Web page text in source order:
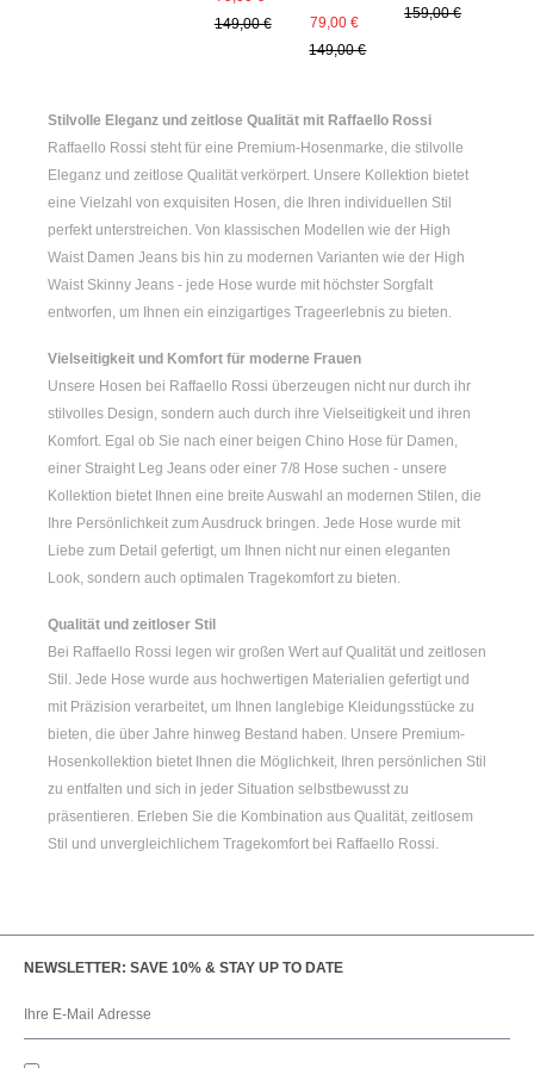
149,00 €
Verkaufspreis:
79,00 €
Regulärer Preis:
149,00 €
159,00 €
Stilvolle Eleganz und zeitlose Qualität mit Raffaello Rossi
Raffaello Rossi steht für eine Premium-Hosenmarke, die stilvolle
Eleganz und zeitlose Qualität verkörpert. Unsere Kollektion bietet
eine Vielzahl von exquisiten Hosen, die Ihren individuellen Stil
perfekt unterstreichen. Von klassischen Modellen wie der High
Waist Damen Jeans bis hin zu modernen Varianten wie der High
Waist Skinny Jeans - jede Hose wurde mit höchster Sorgfalt
entworfen, um Ihnen ein einzigartiges Trageerlebnis zu bieten.
Vielseitigkeit und Komfort für moderne Frauen
Unsere Hosen bei Raffaello Rossi überzeugen nicht nur durch ihr
stilvolles Design, sondern auch durch ihre Vielseitigkeit und ihren
Komfort. Egal ob Sie nach einer beigen Chino Hose für Damen,
einer Straight Leg Jeans oder einer 7/8 Hose suchen - unsere
Kollektion bietet Ihnen eine breite Auswahl an modernen Stilen, die
Ihre Persönlichkeit zum Ausdruck bringen. Jede Hose wurde mit
Liebe zum Detail gefertigt, um Ihnen nicht nur einen eleganten
Look, sondern auch optimalen Tragekomfort zu bieten.
Qualität und zeitloser Stil
Bei Raffaello Rossi legen wir großen Wert auf Qualität und zeitlosen
Stil. Jede Hose wurde aus hochwertigen Materialien gefertigt und
mit Präzision verarbeitet, um Ihnen langlebige Kleidungsstücke zu
bieten, die über Jahre hinweg Bestand haben. Unsere Premium-
Hosenkollektion bietet Ihnen die Möglichkeit, Ihren persönlichen Stil
zu entfalten und sich in jeder Situation selbstbewusst zu
präsentieren. Erleben Sie die Kombination aus Qualität, zeitlosem
Stil und unvergleichlichem Tragekomfort bei Raffaello Rossi.
NEWSLETTER: SAVE 10% & STAY UP TO DATE